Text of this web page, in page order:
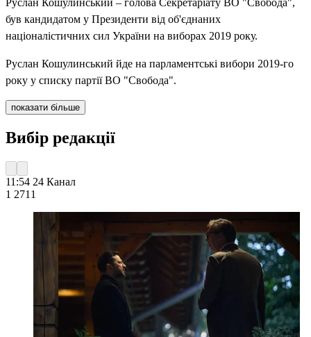
був кандидатом у Президенти від об'єднаних
націоналістичних сил України на виборах 2019 року.
Руслан Кошулинський йде на парламентські вибори 2019-го
року у списку партії ВО "Свобода".
показати більше
Вибір редакції
11:54 24 Канал
1 271 1